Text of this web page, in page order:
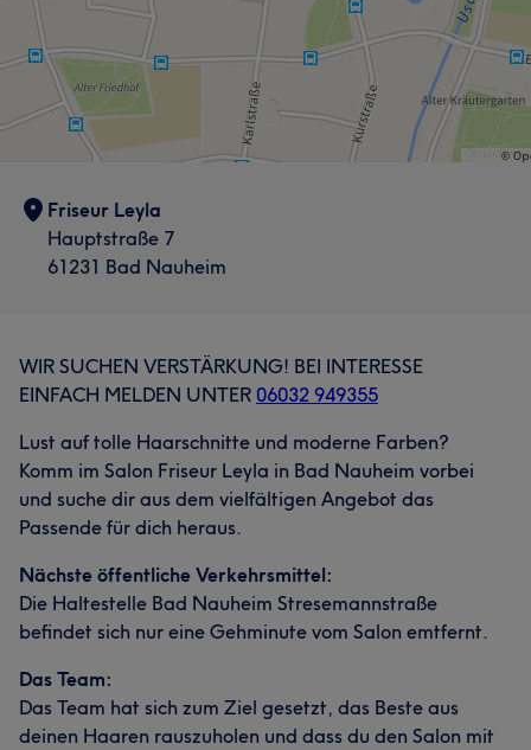
Friseur Leyla
Hauptstraße 7
61231 Bad Nauheim
WIR SUCHEN VERSTÄRKUNG! BEI INTERESSE
EINFACH MELDEN UNTER 06032 949355
Lust auf tolle Haarschnitte und moderne Farben?
Komm im Salon Friseur Leyla in Bad Nauheim vorbei
und suche dir aus dem vielfältigen Angebot das
Passende für dich heraus.
Nächste öffentliche Verkehrsmittel:
Die Haltestelle Bad Nauheim Stresemannstraße
befindet sich nur eine Gehminute vom Salon emtfernt.
Das Team:
Das Team hat sich zum Ziel gesetzt, das Beste aus
deinen Haaren rauszuholen und dass du den Salon mit